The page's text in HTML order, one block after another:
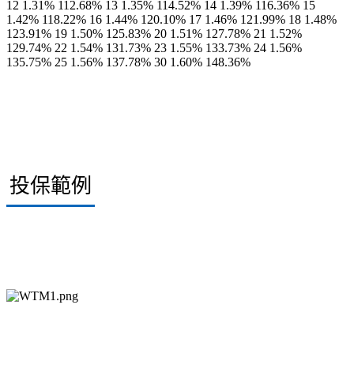
12 1.31% 112.68% 13 1.35% 114.52% 14 1.39% 116.36% 15
1.42% 118.22% 16 1.44% 120.10% 17 1.46% 121.99% 18 1.48%
123.91% 19 1.50% 125.83% 20 1.51% 127.78% 21 1.52%
129.74% 22 1.54% 131.73% 23 1.55% 133.73% 24 1.56%
135.75% 25 1.56% 137.78% 30 1.60% 148.36%
投保範例